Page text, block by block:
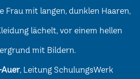
Auer, Leitung SchulungsWerk